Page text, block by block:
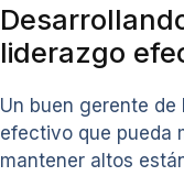
liderazgo
Un buen gerente
efectivo que pueda
mantener altos